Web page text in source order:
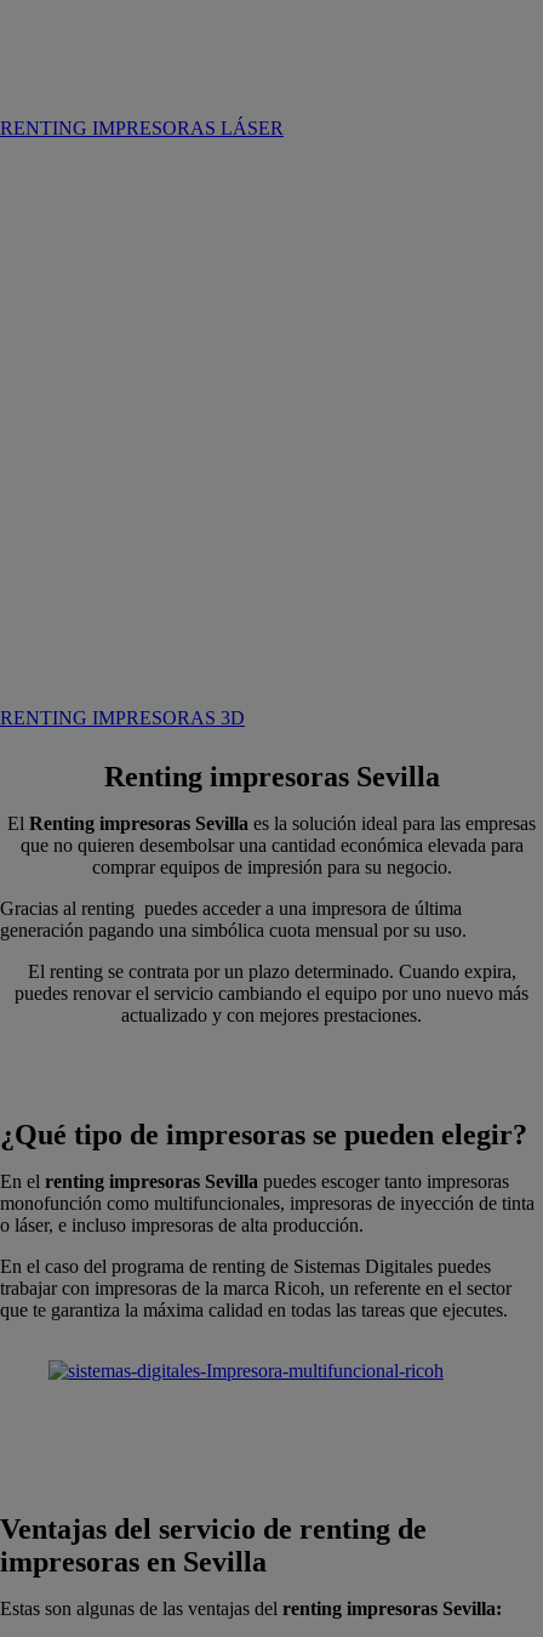
RENTING IMPRESORAS LÁSER
RENTING IMPRESORAS 3D
Renting impresoras Sevilla
El Renting impresoras Sevilla es la solución ideal para las empresas
que no quieren desembolsar una cantidad económica elevada para
comprar equipos de impresión para su negocio.
Gracias al renting puedes acceder a una impresora de última
generación pagando una simbólica cuota mensual por su uso.
El renting se contrata por un plazo determinado. Cuando expira,
puedes renovar el servicio cambiando el equipo por uno nuevo más
actualizado y con mejores prestaciones.
¿Qué tipo de impresoras se pueden elegir?
En el renting impresoras Sevilla puedes escoger tanto impresoras
monofunción como multifuncionales, impresoras de inyección de tinta
o láser, e incluso impresoras de alta producción.
En el caso del programa de renting de Sistemas Digitales puedes
trabajar con impresoras de la marca Ricoh, un referente en el sector
que te garantiza la máxima calidad en todas las tareas que ejecutes.
Ventajas del servicio de renting de
impresoras en Sevilla
Estas son algunas de las ventajas del renting impresoras Sevilla: